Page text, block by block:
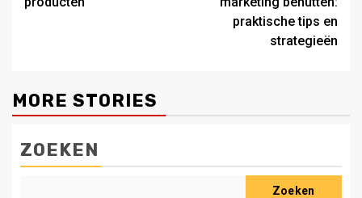
praktische tips en
strategieën
MORE STORIES
ZOEKEN
Zoeken